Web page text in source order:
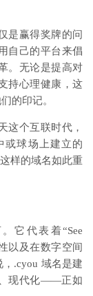
是赢得奖牌的问
自己的平台来倡
。无论是提高对
持心理健康，这
的印记。
这个互联时代，
或球场上建立的
样的域名如此重
它代表着“See
以及在数字空间
.cyou 域名是建
、现代化——正如